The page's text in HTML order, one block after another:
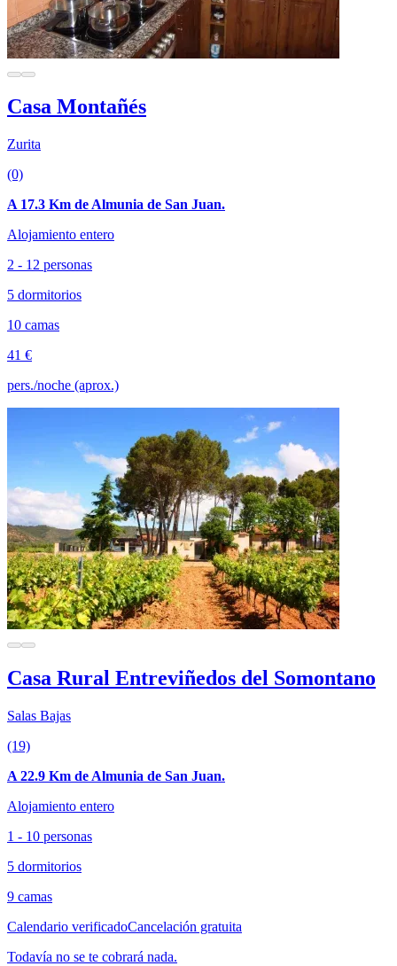
Casa Montañés
Zurita
(0)
A 17.3 Km de Almunia de San Juan.
Alojamiento entero
2 - 12 personas
5 dormitorios
10 camas
41 €
pers./noche (aprox.)
Casa Rural Entreviñedos del Somontano
Salas Bajas
(19)
A 22.9 Km de Almunia de San Juan.
Alojamiento entero
1 - 10 personas
5 dormitorios
9 camas
Calendario verificadoCancelación gratuita
Todavía no se te cobrará nada.